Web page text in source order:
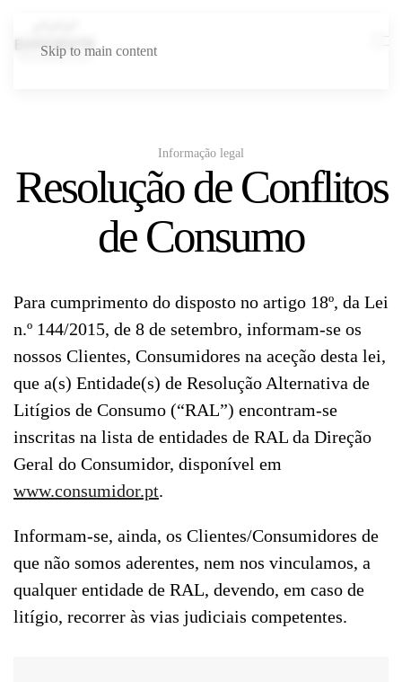
Skip to main content
Informação legal
Resolução de Conflitos
de Consumo
Para cumprimento do disposto no artigo 18º, da Lei
n.º 144/2015, de 8 de setembro, informam-se os
nossos Clientes, Consumidores na aceção desta lei,
que a(s) Entidade(s) de Resolução Alternativa de
Litígios de Consumo (“RAL”) encontram-se
inscritas na lista de entidades de RAL da Direção
Geral do Consumidor, disponível em
www.consumidor.pt.
Informam-se, ainda, os Clientes/Consumidores de
que não somos aderentes, nem nos vinculamos, a
qualquer entidade de RAL, devendo, em caso de
litígio, recorrer às vias judiciais competentes.